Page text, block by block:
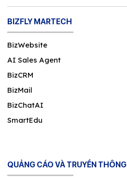
BIZFLY MARTECH
BizWebsite
AI Sales Agent
BizCRM
BizMail
BizChatAI
SmartEdu
QUẢNG CÁO VÀ TRUYỀN THÔNG